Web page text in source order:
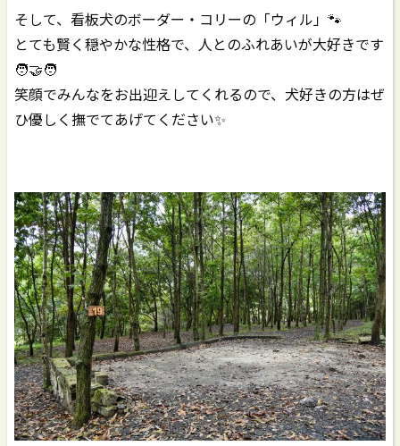
そして、看板犬のボーダー・コリーの「ウィル」🐾
とても賢く穏やかな性格で、人とのふれあいが大好きです
🧑‍🤝‍🧑
笑顔でみんなをお出迎えしてくれるので、犬好きの方はぜ
ひ優しく撫でてあげてください✨